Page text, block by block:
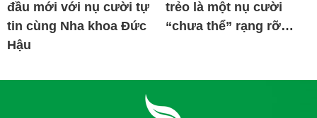
đầu mới với nụ cười tự
tin cùng Nha khoa Đức
Hậu
trẻo là một nụ cười
“chưa thể” rạng rỡ…